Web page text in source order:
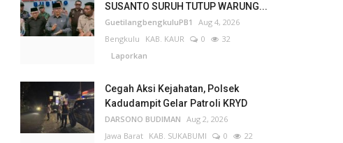
SUSANTO SURUH TUTUP WARUNG...
GuetilangbengkuluPB1
Aug 4, 2026
Bengkulu
KAB. KAUR 0
32
Laporkan
Cegah Aksi Kejahatan, Polsek
Kadudampit Gelar Patroli KRYD
DARSONO BUDIMAN Aug 2, 2026
Jawa Barat KAB. SUKABUMI 0
22